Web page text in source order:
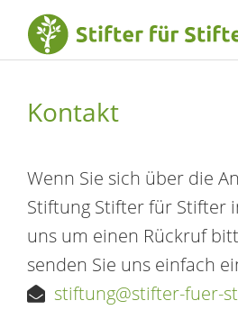
Kontakt
Wenn Sie sich über die
Stiftung Stifter für Stifter
uns um einen Rückruf
senden Sie uns einfach
stiftung@stifter-fuer-